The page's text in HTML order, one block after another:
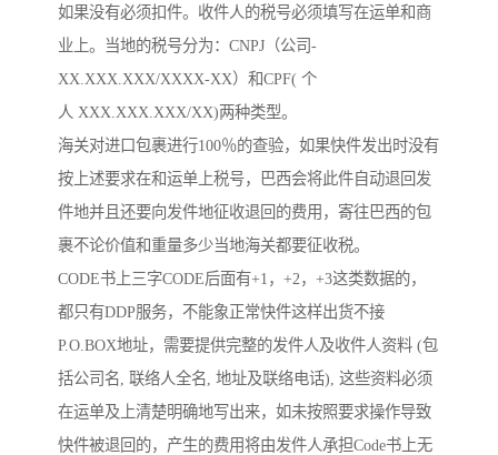
如果没有必须扣件。收件人的税号必须填写在运单和商
业上。当地的税号分为：CNPJ（公司-
XX.XXX.XXX/XXXX-XX）和CPF( 个
人 XXX.XXX.XXX/XX)两种类型。
海关对进口包裹进行100％的查验，如果快件发出时没有
按上述要求在和运单上税号，巴西会将此件自动退回发
件地并且还要向发件地征收退回的费用，寄往巴西的包
裹不论价值和重量多少当地海关都要征收税。
CODE书上三字CODE后面有+1，+2，+3这类数据的，
都只有DDP服务，不能象正常快件这样出货不接
P.O.BOX地址，需要提供完整的发件人及收件人资料 (包
括公司名, 联络人全名, 地址及联络电话), 这些资料必须
在运单及上清楚明确地写出来，如未按照要求操作导致
快件被退回的，产生的费用将由发件人承担Code书上无